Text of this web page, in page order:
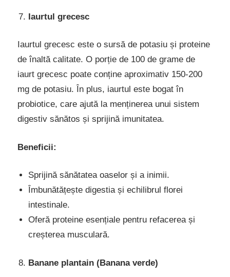
Iaurtul grecesc
Iaurtul grecesc este o sursă de potasiu și proteine
de înaltă calitate. O porție de 100 de grame de
iaurt grecesc poate conține aproximativ 150-200
mg de potasiu. În plus, iaurtul este bogat în
probiotice, care ajută la menținerea unui sistem
digestiv sănătos și sprijină imunitatea.
Beneficii:
Sprijină sănătatea oaselor și a inimii.
Îmbunătățește digestia și echilibrul florei
intestinale.
Oferă proteine esențiale pentru refacerea și
creșterea musculară.
Banane plantain (Banana verde)